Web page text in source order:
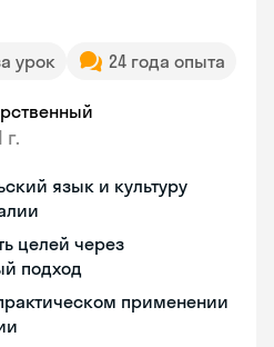
урок 24 года опыта
г.
язык и культуру
целей через
подход
применении